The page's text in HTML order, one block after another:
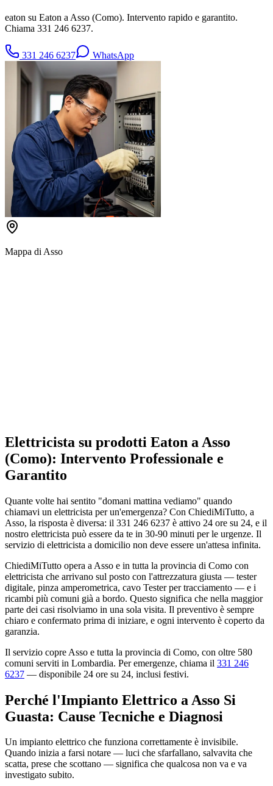
eaton su Eaton a Asso (Como). Intervento rapido e garantito.
Chiama 331 246 6237.
331 246 6237 WhatsApp
Mappa di Asso
Elettricista su prodotti Eaton a Asso
(Como): Intervento Professionale e
Garantito
Quante volte hai sentito "domani mattina vediamo" quando
chiamavi un elettricista per un'emergenza? Con ChiediMiTutto, a
Asso, la risposta è diversa: il 331 246 6237 è attivo 24 ore su 24, e il
nostro elettricista può essere da te in 30-90 minuti per le urgenze. Il
servizio di elettricista a domicilio non deve essere un'attesa infinita.
ChiediMiTutto opera a Asso e in tutta la provincia di Como con
elettricista che arrivano sul posto con l'attrezzatura giusta — tester
digitale, pinza amperometrica, cavo Tester per tracciamento — e i
ricambi più comuni già a bordo. Questo significa che nella maggior
parte dei casi risolviamo in una sola visita. Il preventivo è sempre
chiaro e confermato prima di iniziare, e ogni intervento è coperto da
garanzia.
Il servizio copre Asso e tutta la provincia di Como, con oltre 580
comuni serviti in Lombardia. Per emergenze, chiama il 331 246
6237 — disponibile 24 ore su 24, inclusi festivi.
Perché l'Impianto Elettrico a Asso Si
Guasta: Cause Tecniche e Diagnosi
Un impianto elettrico che funziona correttamente è invisibile.
Quando inizia a farsi notare — luci che sfarfallano, salvavita che
scatta, prese che scottano — significa che qualcosa non va e va
investigato subito.